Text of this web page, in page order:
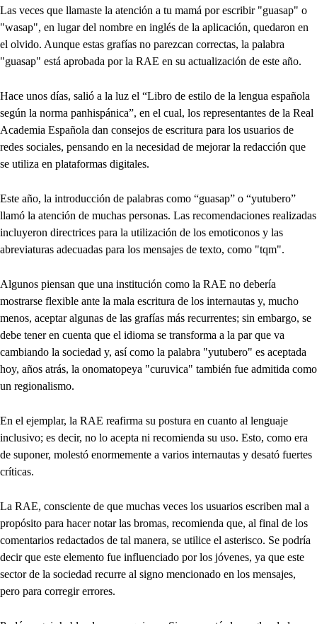
Las veces que llamaste la atención a tu mamá por escribir "guasap" o
"wasap", en lugar del nombre en inglés de la aplicación, quedaron en
el olvido. Aunque estas grafías no parezcan correctas, la palabra
"guasap" está aprobada por la RAE en su actualización de este año.
Hace unos días, salió a la luz el “Libro de estilo de la lengua española
según la norma panhispánica”, en el cual, los representantes de la Real
Academia Española dan consejos de escritura para los usuarios de
redes sociales, pensando en la necesidad de mejorar la redacción que
se utiliza en plataformas digitales.
Este año, la introducción de palabras como “guasap” o “yutubero”
llamó la atención de muchas personas. Las recomendaciones realizadas
incluyeron directrices para la utilización de los emoticonos y las
abreviaturas adecuadas para los mensajes de texto, como "tqm".
Algunos piensan que una institución como la RAE no debería
mostrarse flexible ante la mala escritura de los internautas y, mucho
menos, aceptar algunas de las grafías más recurrentes; sin embargo, se
debe tener en cuenta que el idioma se transforma a la par que va
cambiando la sociedad y, así como la palabra "yutubero" es aceptada
hoy, años atrás, la onomatopeya "curuvica" también fue admitida como
un regionalismo.
En el ejemplar, la RAE reafirma su postura en cuanto al lenguaje
inclusivo; es decir, no lo acepta ni recomienda su uso. Esto, como era
de suponer, molestó enormemente a varios internautas y desató fuertes
críticas.
La RAE, consciente de que muchas veces los usuarios escriben mal a
propósito para hacer notar las bromas, recomienda que, al final de los
comentarios redactados de tal manera, se utilice el asterisco. Se podría
decir que este elemento fue influenciado por los jóvenes, ya que este
sector de la sociedad recurre al signo mencionado en los mensajes,
pero para corregir errores.